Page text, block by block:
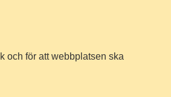
och för att webbplatsen ska